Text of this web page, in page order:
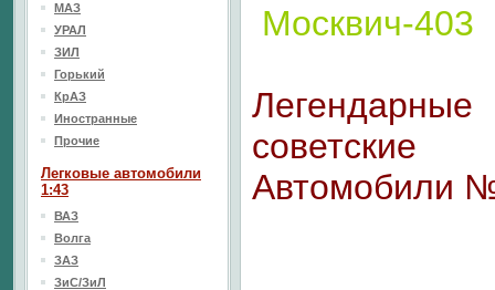
Москвич-403
Легендарные
советские
Автомобили
МАЗ
УРАЛ
ЗИЛ
Горький
КрАЗ
Иностранные
Прочие
Легковые автомобили
1:43
ВАЗ
Волга
ЗАЗ
ЗиС/ЗиЛ